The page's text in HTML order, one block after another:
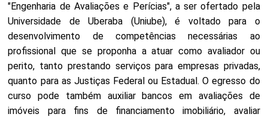
"Engenharia de Avaliações e Perícias", a ser ofertado pela
Universidade de Uberaba (Uniube), é voltado para o
desenvolvimento de competências necessárias ao
profissional que se proponha a atuar como avaliador ou
perito, tanto prestando serviços para empresas privadas,
quanto para as Justiças Federal ou Estadual. O egresso do
curso pode também auxiliar bancos em avaliações de
imóveis para fins de financiamento imobiliário, avaliar